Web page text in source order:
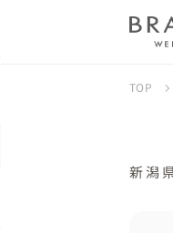
TOP
新潟